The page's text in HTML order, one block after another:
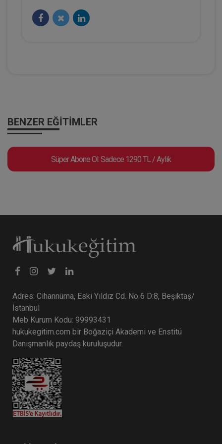
HMGS Rehberi 2025 | 1. Bölüm - Prof.
Dr. Şebnem AKİPEK ÖCAL
Eğitim Yapıldı Tekrar Talep Et
CJC: 2. Sezon 5. Nüsha: Yargıtay
Kararları Dergisi Ocak 2023 ve Şubat
2024 Medenî Hukuka İlişkin Kararlar
Eğitim Yapıldı
Hukuk TV
BENZER EĞITIMLER
Süper Abone Ol: Sadece 1290 TL / Aylık
Adres: Cihannüma, Eski Yıldız Cd. No 6 D:8, Beşiktaş/
İstanbul
Meb Kurum Kodu: 99993431
hukukegitim.com bir Boğaziçi Akademi ve Enstitü
Danışmanlık paydaş kuruluşudur.